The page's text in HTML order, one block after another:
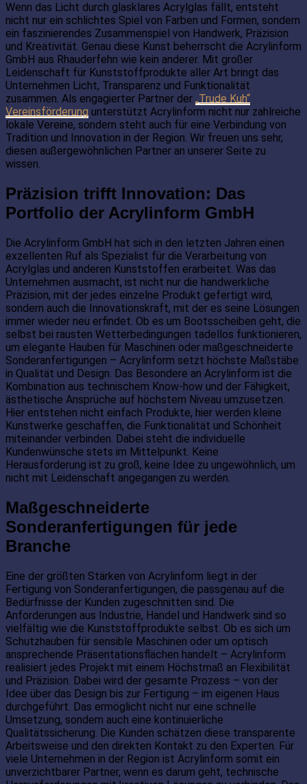
Wenn das Licht durch glasklares Acrylglas fällt, entsteht
nicht nur ein schlichtes Spiel von Farben und Formen, sondern
ein faszinierendes Zusammenspiel von Handwerk, Präzision
und Kreativität. Genau diese Kunst beherrscht die Acrylinform
GmbH aus Rhauderfehn wie kein anderer. Mit großer
Leidenschaft für Kunststoffprodukte aller Art bringt das
Unternehmen Licht, Transparenz und Funktionalität
zusammen. Als engagierter Partner der „Trude Kuh“
Vereinsförderung unterstützt Acrylinform nicht nur zahlreiche
lokale Vereine, sondern steht auch für eine Verbindung von
Tradition und Innovation in der Region. Wir freuen uns sehr,
diesen außergewöhnlichen Partner an unserer Seite zu
wissen.
Präzision trifft Innovation: Das
Portfolio der Acrylinform GmbH
Die Acrylinform GmbH hat sich in den letzten Jahren einen
exzellenten Ruf als Spezialist für die Verarbeitung von
Acrylglas und anderen Kunststoffen erarbeitet. Was das
Unternehmen ausmacht, ist nicht nur die handwerkliche
Präzision, mit der jedes einzelne Produkt gefertigt wird,
sondern auch die Innovationskraft, mit der es seine Lösungen
immer wieder neu erfindet. Ob es um Bootsscheiben geht, die
selbst bei rausten Wetterbedingungen tadellos funktionieren,
um elegante Hauben für Maschinen oder maßgeschneiderte
Sonderanfertigungen – Acrylinform setzt höchste Maßstäbe
in Qualität und Design. Das Besondere an Acrylinform ist die
Kombination aus technischem Know-how und der Fähigkeit,
ästhetische Ansprüche auf höchstem Niveau umzusetzen.
Hier entstehen nicht einfach Produkte, hier werden kleine
Kunstwerke geschaffen, die Funktionalität und Schönheit
miteinander verbinden. Dabei steht die individuelle
Kundenwünsche stets im Mittelpunkt. Keine
Herausforderung ist zu groß, keine Idee zu ungewöhnlich, um
nicht mit Leidenschaft angegangen zu werden.
Maßgeschneiderte
Sonderanfertigungen für jede
Branche
Eine der größten Stärken von Acrylinform liegt in der
Fertigung von Sonderanfertigungen, die passgenau auf die
Bedürfnisse der Kunden zugeschnitten sind. Die
Anforderungen aus Industrie, Handel und Handwerk sind so
vielfältig wie die Kunststoffprodukte selbst. Ob es sich um
Schutzhauben für sensible Maschinen oder um optisch
ansprechende Präsentationsflächen handelt – Acrylinform
realisiert jedes Projekt mit einem Höchstmaß an Flexibilität
und Präzision. Dabei wird der gesamte Prozess – von der
Idee über das Design bis zur Fertigung – im eigenen Haus
durchgeführt. Das ermöglicht nicht nur eine schnelle
Umsetzung, sondern auch eine kontinuierliche
Qualitätssicherung. Die Kunden schätzen diese transparente
Arbeitsweise und den direkten Kontakt zu den Experten. Für
viele Unternehmen in der Region ist Acrylinform somit ein
unverzichtbarer Partner, wenn es darum geht, technische